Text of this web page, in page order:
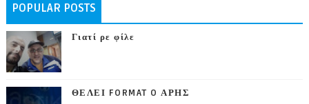
POPULAR POSTS
Γιατί ρε φίλε
ΘΕΛΕΙ FORMAT O ΑΡΗΣ